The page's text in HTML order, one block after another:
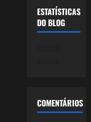
ESTATÍSTICAS
DO BLOG
COMENTÁRIOS